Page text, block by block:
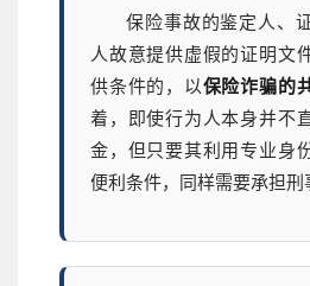
保险事故的鉴定人、
人故意提供虚假的证明文
供条件的，以保险诈骗的
着，即使行为人本身并不
金，但只要其利用专业身
便利条件，同样需要承担刑